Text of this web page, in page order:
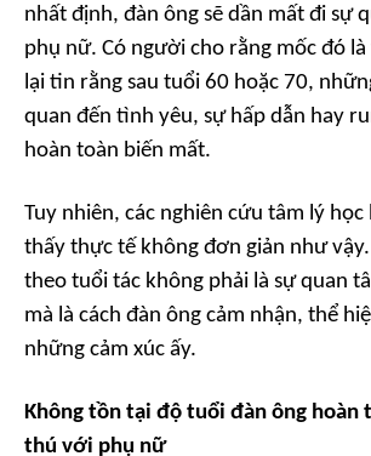
nhất định, đàn ông sẽ dần mất đi sự
phụ nữ. Có người cho rằng mốc đó
lại tin rằng sau tuổi 60 hoặc 70,
quan đến tình yêu, sự hấp dẫn hay
hoàn toàn biến mất.
Tuy nhiên, các nghiên cứu tâm lý học
thấy thực tế không đơn giản như
theo tuổi tác không phải là sự quan
mà là cách đàn ông cảm nhận, thể
những cảm xúc ấy.
Không tồn tại độ tuổi đàn ông hoàn
thú với phụ nữ